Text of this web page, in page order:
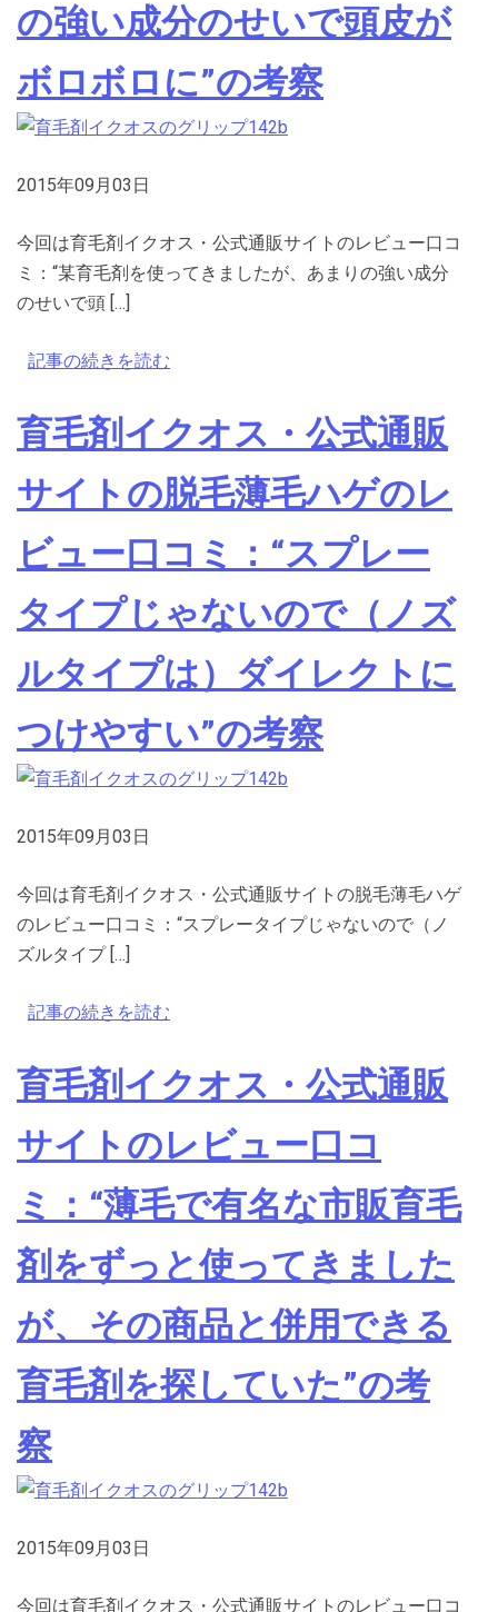
の強い成分のせいで頭皮が
ボロボロに”の考察
2015年09月03日
今回は育毛剤イクオス・公式通販サイトのレビュー口コ
ミ：“某育毛剤を使ってきましたが、あまりの強い成分
のせいで頭 […]
記事の続きを読む
育毛剤イクオス・公式通販
サイトの脱毛薄毛ハゲのレ
ビュー口コミ：“スプレー
タイプじゃないので（ノズ
ルタイプは）ダイレクトに
つけやすい”の考察
2015年09月03日
今回は育毛剤イクオス・公式通販サイトの脱毛薄毛ハゲ
のレビュー口コミ：“スプレータイプじゃないので（ノ
ズルタイプ […]
記事の続きを読む
育毛剤イクオス・公式通販
サイトのレビュー口コ
ミ：“薄毛で有名な市販育毛
剤をずっと使ってきました
が、その商品と併用できる
育毛剤を探していた”の考
察
2015年09月03日
今回は育毛剤イクオス・公式通販サイトのレビュー口コ